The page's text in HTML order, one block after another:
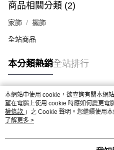
商品相關分類 (2)
家飾 擺飾
全站商品
本分類熱銷全站排行
熱門標籤
本網站中使用 cookie，欲查詢有關本網
望在電腦上使用 cookie 時應如何變更電
權條款 」之 Cookie 聲明。您繼續使用
用條款之 Cookie 聲明使用 cookie。
了解更多 >